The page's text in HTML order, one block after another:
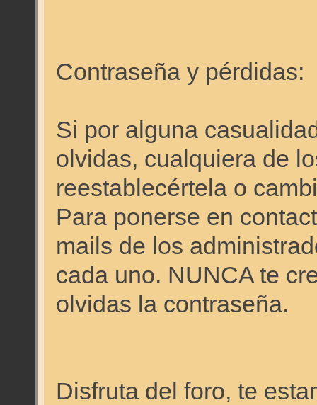
Contraseña y pérdidas:
Si por alguna
olvidas, cualquiera de
reestablecértela o
Para ponerse en
mails de los
cada uno. NUNCA te
olvidas la contraseña.
Disfruta del foro, te